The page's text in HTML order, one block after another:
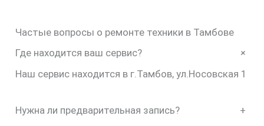
Частые вопросы о ремонте техники в Тамбове
Где находится ваш сервис?
+
Наш сервис находится в г.Тамбов, ул.Носовская 1
Нужна ли предварительная запись? +